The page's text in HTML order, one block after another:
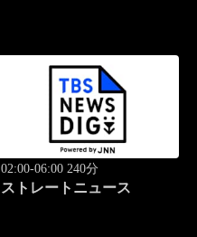
02:00-06:00 240分
ストレートニュース